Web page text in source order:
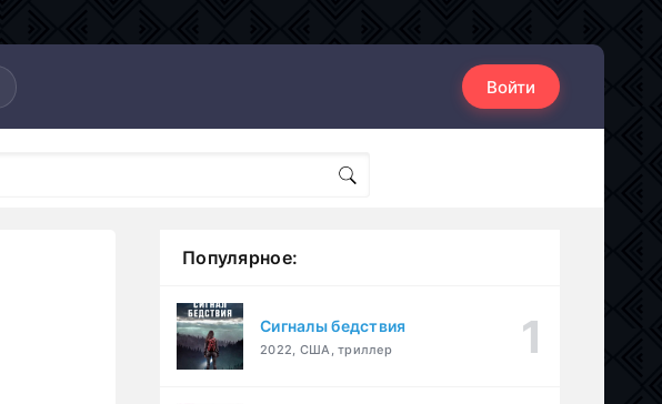
Войти
Популярное:
Сигналы бедствия
2022, США, триллер